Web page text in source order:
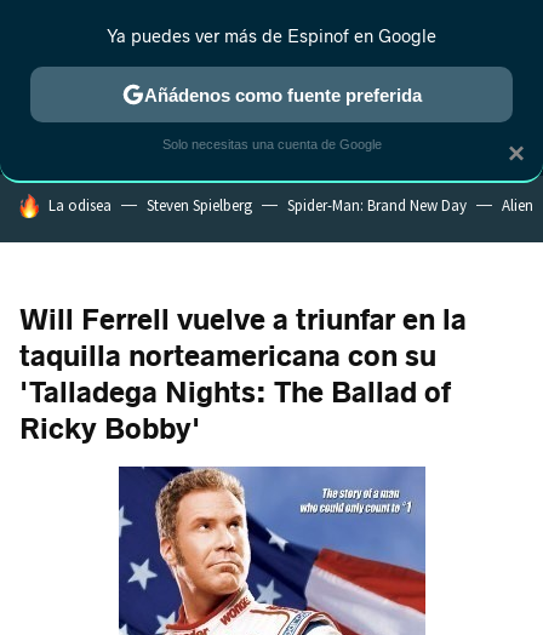
MENÚ NUEVO
ESTRENOS REALITY ANIME RANKINGS CINE
HOY SE HABLA DE
La odisea Steven Spielberg Spider-Man: Brand New Day Alien
Will Ferrell vuelve a triunfar en la
taquilla norteamericana con su
'Talladega Nights: The Ballad of
Ricky Bobby'
×
Ya puedes ver más de Espinof en Google
Añádenos como fuente preferida
Solo necesitas una cuenta de Google